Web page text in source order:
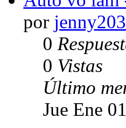
por
0
0 Vistas
Último
Jue Ene